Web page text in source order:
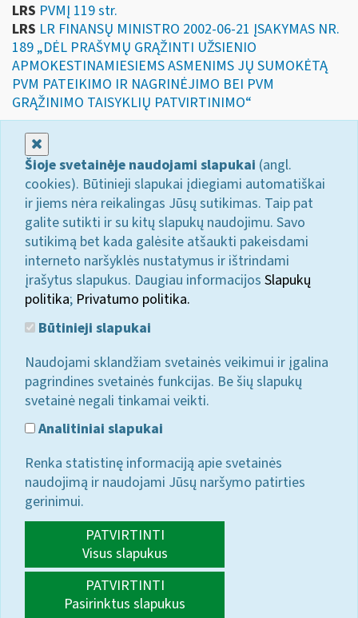
LRS PVMĮ 119 str.
LRS LR FINANSŲ MINISTRO 2002-06-21 ĮSAKYMAS NR.
189 „DĖL PRAŠYMŲ GRĄŽINTI UŽSIENIO
APMOKESTINAMIESIEMS ASMENIMS JŲ SUMOKĖTĄ
PVM PATEIKIMO IR NAGRINĖJIMO BEI PVM
GRĄŽINIMO TAISYKLIŲ PATVIRTINIMO“
Šioje svetainėje naudojami slapukai (angl.
cookies). Būtinieji slapukai įdiegiami automatiškai
ir jiems nėra reikalingas Jūsų sutikimas. Taip pat
galite sutikti ir su kitų slapukų naudojimu. Savo
sutikimą bet kada galėsite atšaukti pakeisdami
interneto naršyklės nustatymus ir ištrindami
įrašytus slapukus. Daugiau informacijos Slapukų
politika; Privatumo politika.
Būtinieji slapukai
Naudojami sklandžiam svetainės veikimui ir įgalina
pagrindines svetainės funkcijas. Be šių slapukų
svetainė negali tinkamai veikti.
Analitiniai slapukai
Renka statistinę informaciją apie svetainės
naudojimą ir naudojami Jūsų naršymo patirties
gerinimui.
PATVIRTINTI
Visus slapukus
PATVIRTINTI
Pasirinktus slapukus